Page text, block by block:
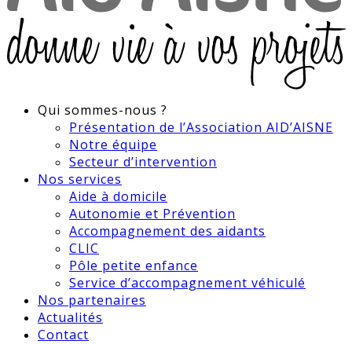
Qui sommes-nous ?
Présentation de l’Association AID’AISNE
Notre équipe
Secteur d’intervention
Nos services
Aide à domicile
Autonomie et Prévention
Accompagnement des aidants
CLIC
Pôle petite enfance
Service d’accompagnement véhiculé
Nos partenaires
Actualités
Contact